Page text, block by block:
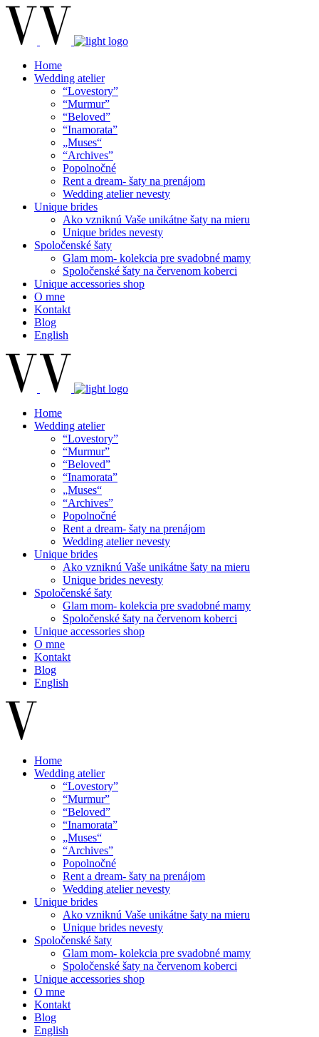
Home
Wedding atelier
“Lovestory”
“Murmur”
“Beloved”
“Inamorata”
„Muses“
“Archives”
Popolnočné
Rent a dream- šaty na prenájom
Wedding atelier nevesty
Unique brides
Ako vzniknú Vaše unikátne šaty na mieru
Unique brides nevesty
Spoločenské šaty
Glam mom- kolekcia pre svadobné mamy
Spoločenské šaty na červenom koberci
Unique accessories shop
O mne
Kontakt
Blog
English
Home
Wedding atelier
“Lovestory”
“Murmur”
“Beloved”
“Inamorata”
„Muses“
“Archives”
Popolnočné
Rent a dream- šaty na prenájom
Wedding atelier nevesty
Unique brides
Ako vzniknú Vaše unikátne šaty na mieru
Unique brides nevesty
Spoločenské šaty
Glam mom- kolekcia pre svadobné mamy
Spoločenské šaty na červenom koberci
Unique accessories shop
O mne
Kontakt
Blog
English
Home
Wedding atelier
“Lovestory”
“Murmur”
“Beloved”
“Inamorata”
„Muses“
“Archives”
Popolnočné
Rent a dream- šaty na prenájom
Wedding atelier nevesty
Unique brides
Ako vzniknú Vaše unikátne šaty na mieru
Unique brides nevesty
Spoločenské šaty
Glam mom- kolekcia pre svadobné mamy
Spoločenské šaty na červenom koberci
Unique accessories shop
O mne
Kontakt
Blog
English